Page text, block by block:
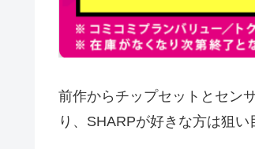
前作からチップセットとセン
り、SHARPが好きな方は狙